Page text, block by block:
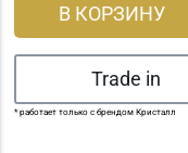
В КОРЗИНУ
Trade in
* работает только с брендом Кристалл